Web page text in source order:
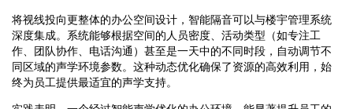
将视线投向更整体的办公空间设计，智能隔音可以与楼宇管理系统
深度集成。系统能够根据空间的人员密度、活动类型（如专注工
作、团队协作、电话沟通）甚至是一天中的不同时段，自动调节不
同区域的声学环境参数。这种动态优化确保了资源的高效利用，始
终为员工提供最适宜的声学支持。